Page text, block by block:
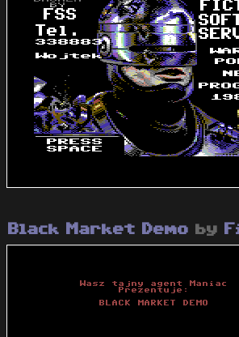
Black Market Demo by